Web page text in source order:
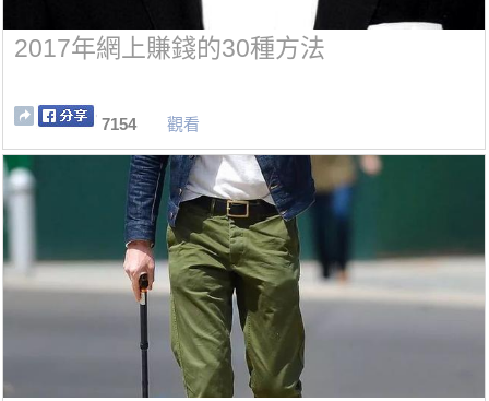
2017年網上賺錢的30種方法
7154 觀看